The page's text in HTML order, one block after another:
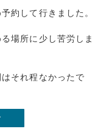
約して行きました。
場所に少し苦労しま
それ程なかったで